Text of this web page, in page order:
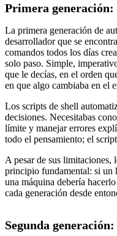
Primera generación:
La primera generación de
desarrollador que se
comandos todos los días
solo paso. Simple,
que le decías, en el orden
en que algo cambiaba en el
Los scripts de shell
decisiones. Necesitabas
límite y manejar errores
todo el pensamiento; el
A pesar de sus limitaciones,
principio fundamental: si un
una máquina debería
cada generación desde
Segunda